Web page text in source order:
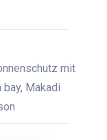
mit
Makadi